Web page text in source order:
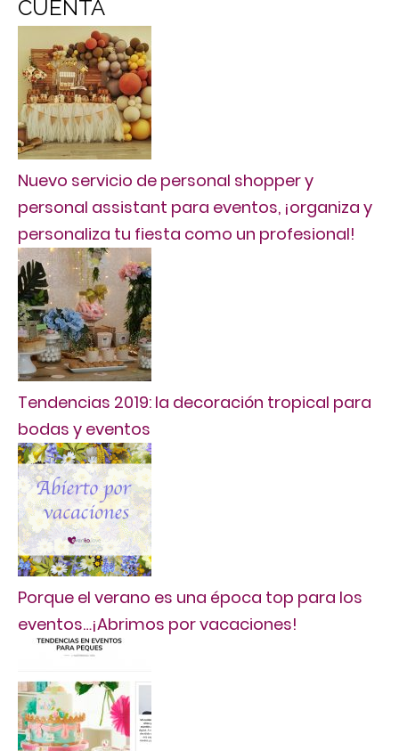
CUENTA
Nuevo servicio de personal shopper y
personal assistant para eventos, ¡organiza y
personaliza tu fiesta como un profesional!
Tendencias 2019: la decoración tropical para
bodas y eventos
Porque el verano es una época top para los
eventos…¡Abrimos por vacaciones!